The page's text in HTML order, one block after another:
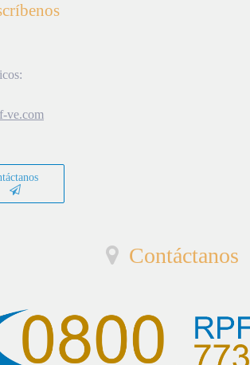
ve.com
Contáctanos